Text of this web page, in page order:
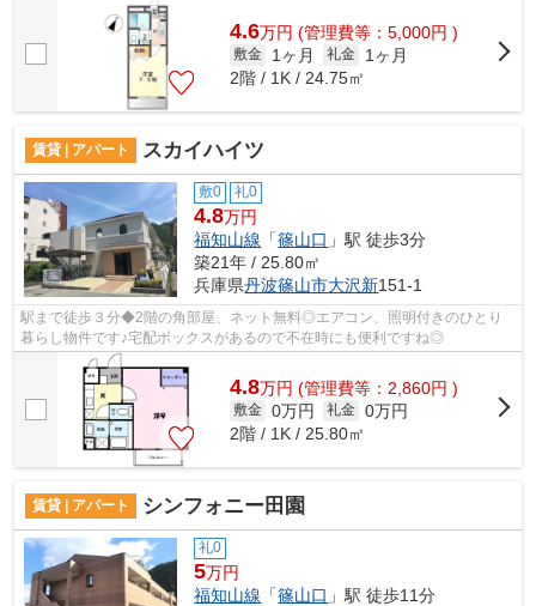
4.6万円 (管理費等：5,000円 )
敷金 1ヶ月 礼金
1ヶ月
2階 / 1K / 24.75㎡
賃貸 | アパート スカイハイツ
敷0 礼0
4.8万円
福知山線 「篠山口 」駅 徒歩3分
築21年 / 25.80㎡
兵庫県丹波篠山市大沢新151-1
駅まで徒歩３分◆2階の角部屋、ネット無料◎エアコン、照明付きのひとり
暮らし物件です♪宅配ボックスがあるので不在時にも便利ですね◎
4.8万円 (管理費等：2,860円 )
敷金 0万円 礼金 0万円
2階 / 1K / 25.80㎡
賃貸 | アパート シンフォニー田園
礼0
5万円
福知山線 「篠山口 」駅 徒歩11分